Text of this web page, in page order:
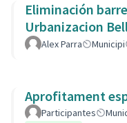
Eliminación
Urbanizacion
Alex Parra Municipi
Aprofitament
Participantes